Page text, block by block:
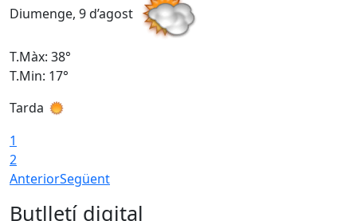
Diumenge, 9 d’agost
T.Màx: 38°
T.Min: 17°
Tarda
1
2
AnteriorSegüent
Butlletí digital